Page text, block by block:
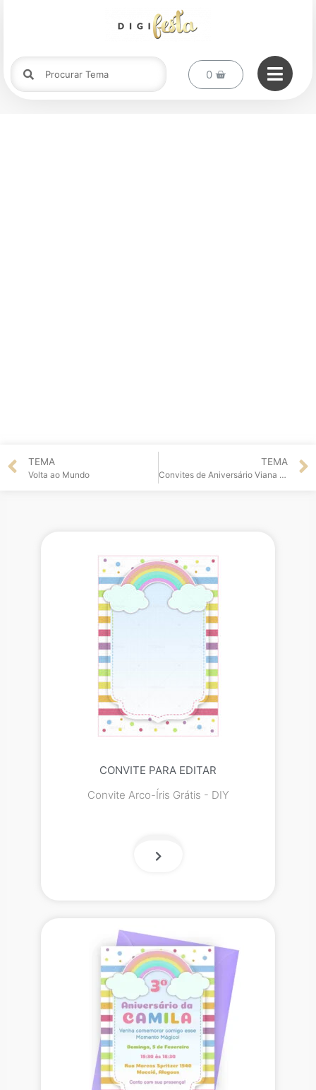
TEMA
Volta ao Mundo
TEMA
Convites de Aniversário Viana do Castelo
CONVITE PARA EDITAR
Convite Arco-Íris Grátis - DIY